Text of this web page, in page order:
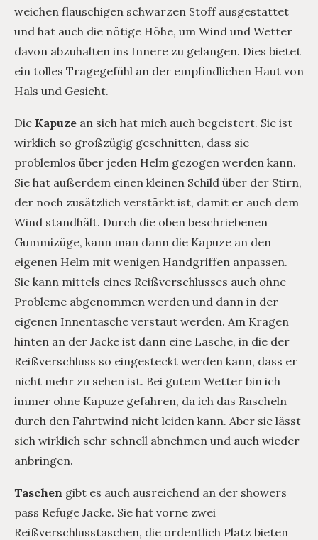
weichen flauschigen schwarzen Stoff ausgestattet
und hat auch die nötige Höhe, um Wind und Wetter
davon abzuhalten ins Innere zu gelangen. Dies bietet
ein tolles Tragegefühl an der empfindlichen Haut von
Hals und Gesicht.
Die Kapuze an sich hat mich auch begeistert. Sie ist
wirklich so großzügig geschnitten, dass sie
problemlos über jeden Helm gezogen werden kann.
Sie hat außerdem einen kleinen Schild über der Stirn,
der noch zusätzlich verstärkt ist, damit er auch dem
Wind standhält. Durch die oben beschriebenen
Gummizüge, kann man dann die Kapuze an den
eigenen Helm mit wenigen Handgriffen anpassen.
Sie kann mittels eines Reißverschlusses auch ohne
Probleme abgenommen werden und dann in der
eigenen Innentasche verstaut werden. Am Kragen
hinten an der Jacke ist dann eine Lasche, in die der
Reißverschluss so eingesteckt werden kann, dass er
nicht mehr zu sehen ist. Bei gutem Wetter bin ich
immer ohne Kapuze gefahren, da ich das Rascheln
durch den Fahrtwind nicht leiden kann. Aber sie lässt
sich wirklich sehr schnell abnehmen und auch wieder
anbringen.
Taschen gibt es auch ausreichend an der showers
pass Refuge Jacke. Sie hat vorne zwei
Reißverschlusstaschen, die ordentlich Platz bieten